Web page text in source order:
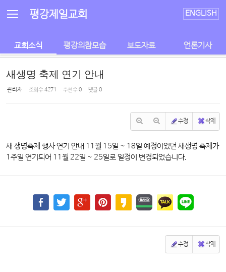
평강제일교회 ENGLISH
교회소식 평강의참모습 보도자료 언론기사
새생명 축제 연기 안내
관리자 조회 수4271 추천 수0 댓글0
수정 삭제
새 생명축제 행사 연기 안내 11월 15일 ~ 18일 예정이었던 새생명 축제가
1주일 연기되어 11월 22일 ~ 25일로 일정이 변경되었습니다.
수정 삭제